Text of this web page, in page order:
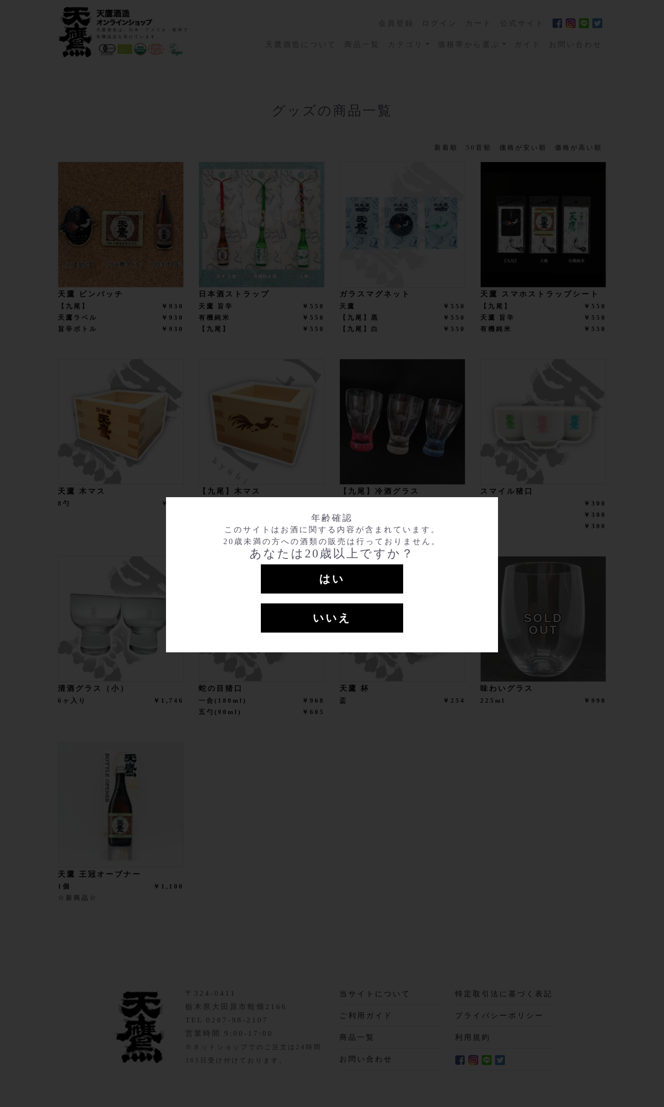
年齢確認
このサイトはお酒に関する内容が含まれています。
20歳未満の方への酒類の販売は行っておりません。
あなたは20歳以上ですか？
はい
いいえ
天鷹酒造は、日本・アメリカ・欧州で
有機認定を受けています。
会員登録 ログイン カート 公式サイト
天鷹酒造について 商品一覧 カテゴリ 価格帯から選ぶ ガイド お問い合わせ
グッズの商品一覧
新着順 50音順 価格が安い順 価格が高い順
天鷹 ピンバッチ
【九尾】
￥930
天鷹ラベル
￥930
旨辛ボトル
￥930
日本酒ストラップ
天鷹 旨辛
￥550
有機純米
￥550
【九尾】
￥550
ガラスマグネット
天鷹
￥550
【九尾】黒
￥550
【九尾】白
￥550
天鷹 スマホストラップシート
【九尾】
￥550
天鷹 旨辛
￥550
有機純米
￥550
天鷹 木マス
8勺 ￥594
【九尾】木マス 【九尾】冷酒グラス
白
青
スマイル猪口
￥300
￥300
￥300
清酒グラス（小）
6ヶ入り ￥1,746
蛇の目猪口
一合(180ml)
￥968
五勺(90ml)
￥605
天鷹 杯
盃 ￥254
SOLD
OUT
味わいグラス
225ml ￥990
天鷹 王冠オープナー
1個
￥1,100
☆新商品☆
〒324-0411
栃木県大田原市蛭畑2166
TEL 0287-98-2107
営業時間 9:00-17:00
※ネットショップでのご注文は24時間
365日受け付けております。
当サイトについて
ご利用ガイド
商品一覧
お問い合わせ
特定取引法に基づく表記
プライバシーポリシー
利用規約